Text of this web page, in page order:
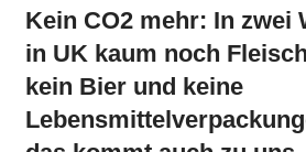
Kein CO2 mehr: In zwei
in UK kaum noch
kein Bier und keine